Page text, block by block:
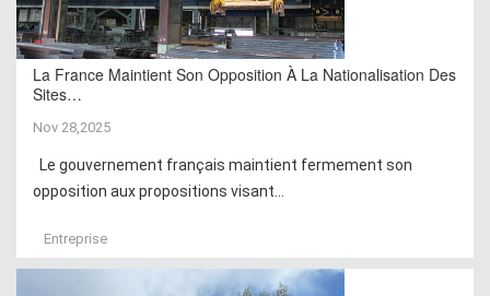
La France Maintient Son Opposition À La Nationalisation Des
Sites…
Nov 28,2025
Le gouvernement français maintient fermement son
opposition aux propositions visant...
Entreprise